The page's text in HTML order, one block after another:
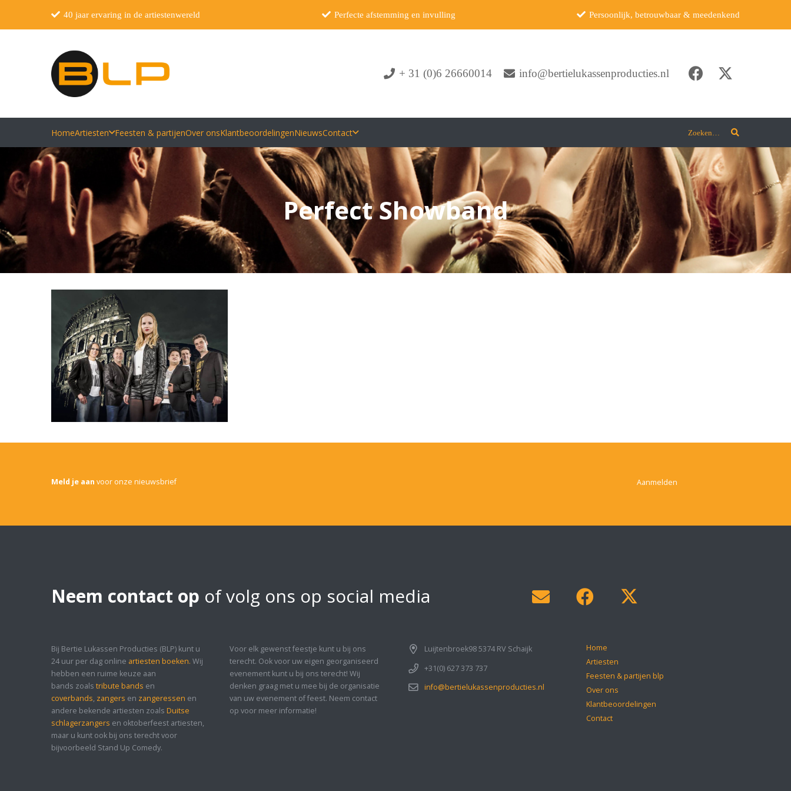
40 jaar ervaring in de artiestenwereld Perfecte afstemming en invulling Persoonlijk, betrouwbaar & meedenkend
+ 31 (0)6 26660014 info@bertielukassenproducties.nl
HomeArtiesten Feesten & partijenOver onsKlantbeoordelingenNieuwsContact Zoeken…
Perfect Showband
Meld je aan voor onze nieuwsbrief Aanmelden
Neem contact op of volg ons op social media
Bij Bertie Lukassen Producties (BLP) kunt u
24 uur per dag online artiesten boeken. Wij
hebben een ruime keuze aan
bands zoals tribute bands en
coverbands, zangers en zangeressen en
andere bekende artiesten zoals Duitse
schlagerzangers en oktoberfeest artiesten,
maar u kunt ook bij ons terecht voor
bijvoorbeeld Stand Up Comedy.
Voor elk gewenst feestje kunt u bij ons
terecht. Ook voor uw eigen georganiseerd
evenement kunt u bij ons terecht! Wij
denken graag met u mee bij de organisatie
van uw evenement of feest. Neem contact
op voor meer informatie!
Luijtenbroek98 5374 RV Schaijk
+31(0) 627 373 737
info@bertielukassenproducties.nl
Home
Artiesten
Feesten & partijen blp
Over ons
Klantbeoordelingen
Contact